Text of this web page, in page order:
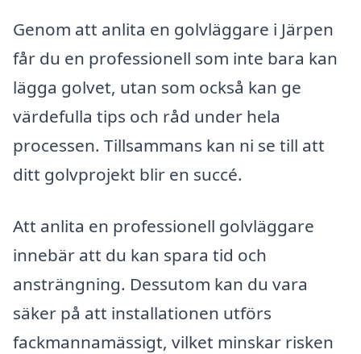
Genom att anlita en golvläggare i Järpen
får du en professionell som inte bara kan
lägga golvet, utan som också kan ge
värdefulla tips och råd under hela
processen. Tillsammans kan ni se till att
ditt golvprojekt blir en succé.
Att anlita en professionell golvläggare
innebär att du kan spara tid och
ansträngning. Dessutom kan du vara
säker på att installationen utförs
fackmannamässigt, vilket minskar risken